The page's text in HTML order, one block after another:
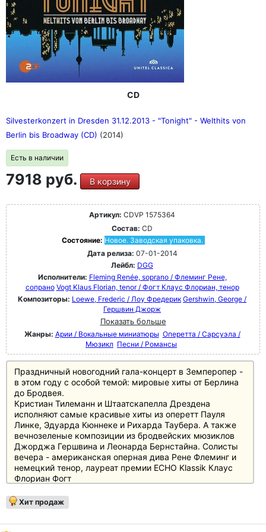
CD
Silvesterkonzert in Dresden 31.12.2013 - "Tonight" - Welthits von
Berlin bis Broadway (CD) (2014)
Есть в наличии
7918 руб. В корзину
Артикул: CDVP 1575364
Состав: CD
Состояние: Новое. Заводская упаковка.
Дата релиза: 07-01-2014
Лейбл: DGG
Исполнители: Fleming Renée, soprano / Флеминг Рене,
сопрано Vogt Klaus Florian, tenor / Фогт Клаус Флориан, тенор
Композиторы: Loewe, Frederic / Лоу Фредерик Gershwin, George /
Гершвин Джорж
Показать больше
Жанры: Арии / Вокальные миниатюры Оперетта / Сарсуэла /
Мюзикл Песни / Романсы
Праздничный новогодний гала-концерт в Земперопер -
в этом году с особой темой: мировые хиты от Берлина
до Бродвея.
Кристиан Тилеманн и Штаатскапелла Дрездена
исполняют самые красивые хиты из оперетт Пауля
Линке, Эдуарда Кюннеке и Рихарда Таубера. А также
вечнозеленые композиции из бродвейских мюзиклов
Джорджа Гершвина и Леонарда Бернстайна. Солисты
вечера - американская оперная дива Рене Флеминг и
немецкий тенор, лауреат премии ECHO Klassik Клаус
Флориан Фогт
im Dreivierteltakt", "Blume von Hawaii", "The Lorelei",
"Fascinating Rhythm" и, конечно же, "Tonight".
Отзывы
Хит продаж